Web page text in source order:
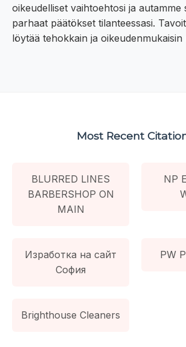
oikeudelliset vaihtoehtosi ja autamme
parhaat päätökset tilanteessasi.
löytää tehokkain ja oikeudenmukaisin
Most Recent
BLURRED LINES
BARBERSHOP ON
MAIN
NP
Изработка на сайт
София
PW
Brighthouse Cleaners